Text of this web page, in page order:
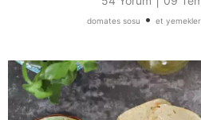
domates sosu • et